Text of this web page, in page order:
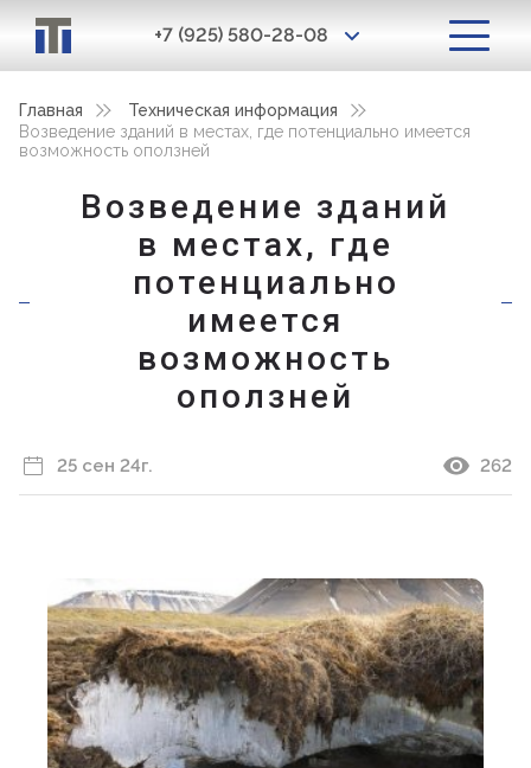
+7 (925) 580-28-08
Главная
Техническая информация
Возведение зданий в местах, где потенциально имеется
возможность оползней
Возведение зданий
в местах, где
потенциально
имеется
возможность
оползней
25 сен 24г. 262